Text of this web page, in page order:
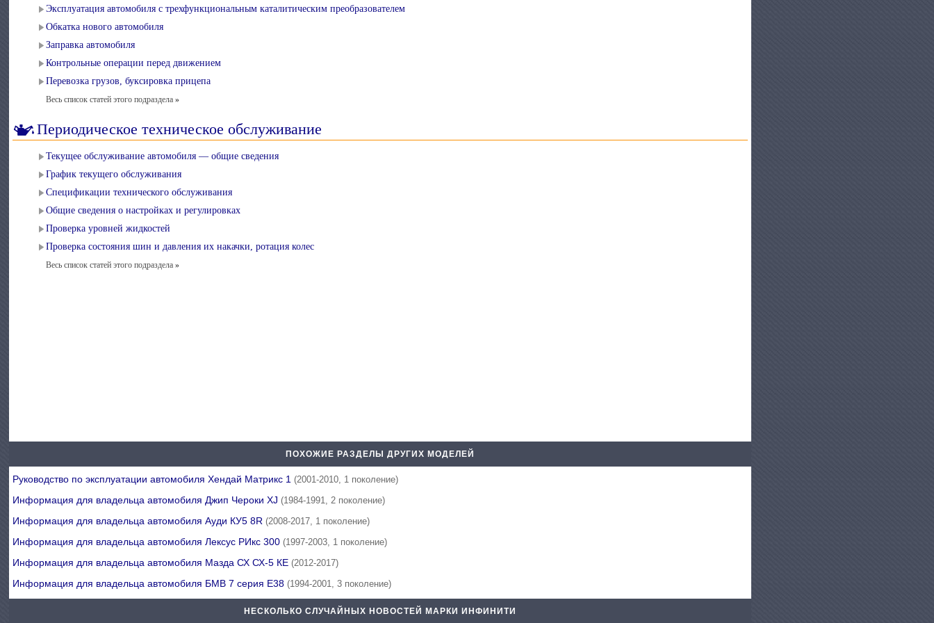
Эксплуатация автомобиля с трехфункциональным каталитическим преобразователем
Обкатка нового автомобиля
Заправка автомобиля
Контрольные операции перед движением
Перевозка грузов, буксировка прицепа
Весь список статей этого подраздела»
Периодическое техническое обслуживание
Текущее обслуживание автомобиля — общие сведения
График текущего обслуживания
Спецификации технического обслуживания
Общие сведения о настройках и регулировках
Проверка уровней жидкостей
Проверка состояния шин и давления их накачки, ротация колес
Весь список статей этого подраздела»
ПОХОЖИЕ РАЗДЕЛЫ ДРУГИХ МОДЕЛЕЙ
Руководство по эксплуатации автомобиля Хендай Матрикс 1(2001-2010, 1 поколение)
Информация для владельца автомобиля Джип Чероки XJ(1984-1991, 2 поколение)
Информация для владельца автомобиля Ауди КУ5 8R(2008-2017, 1 поколение)
Информация для владельца автомобиля Лексус РИкс 300(1997-2003, 1 поколение)
Информация для владельца автомобиля Мазда СХ СХ-5 КЕ(2012-2017)
Информация для владельца автомобиля БМВ 7 серия Е38(1994-2001, 3 поколение)
НЕСКОЛЬКО СЛУЧАЙНЫХ НОВОСТЕЙ МАРКИ ИНФИНИТИ